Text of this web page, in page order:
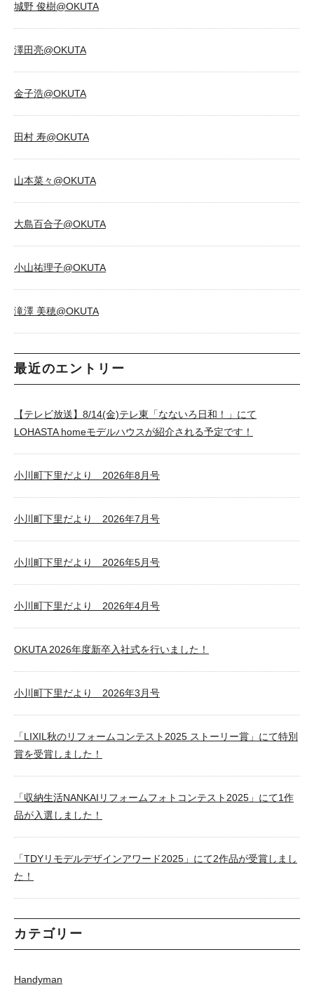
城野 俊樹@OKUTA
澤田亮@OKUTA
金子浩@OKUTA
田村 寿@OKUTA
山本菜々@OKUTA
大島百合子@OKUTA
小山祐理子@OKUTA
滝澤 美穂@OKUTA
最近のエントリー
【テレビ放送】8/14(金)テレ東「なないろ日和！」にて
LOHASTA homeモデルハウスが紹介される予定です！
小川町下里だより 2026年8月号
小川町下里だより 2026年7月号
小川町下里だより 2026年5月号
小川町下里だより 2026年4月号
OKUTA 2026年度新卒入社式を行いました！
小川町下里だより 2026年3月号
「LIXIL秋のリフォームコンテスト2025 ストーリー賞」にて特別
賞を受賞しました！
「収納生活NANKAIリフォームフォトコンテスト2025」にて1作
品が入選しました！
「TDYリモデルデザインアワード2025」にて2作品が受賞しまし
た！
カテゴリー
Handyman